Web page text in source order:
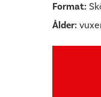
Format:
Ålder: